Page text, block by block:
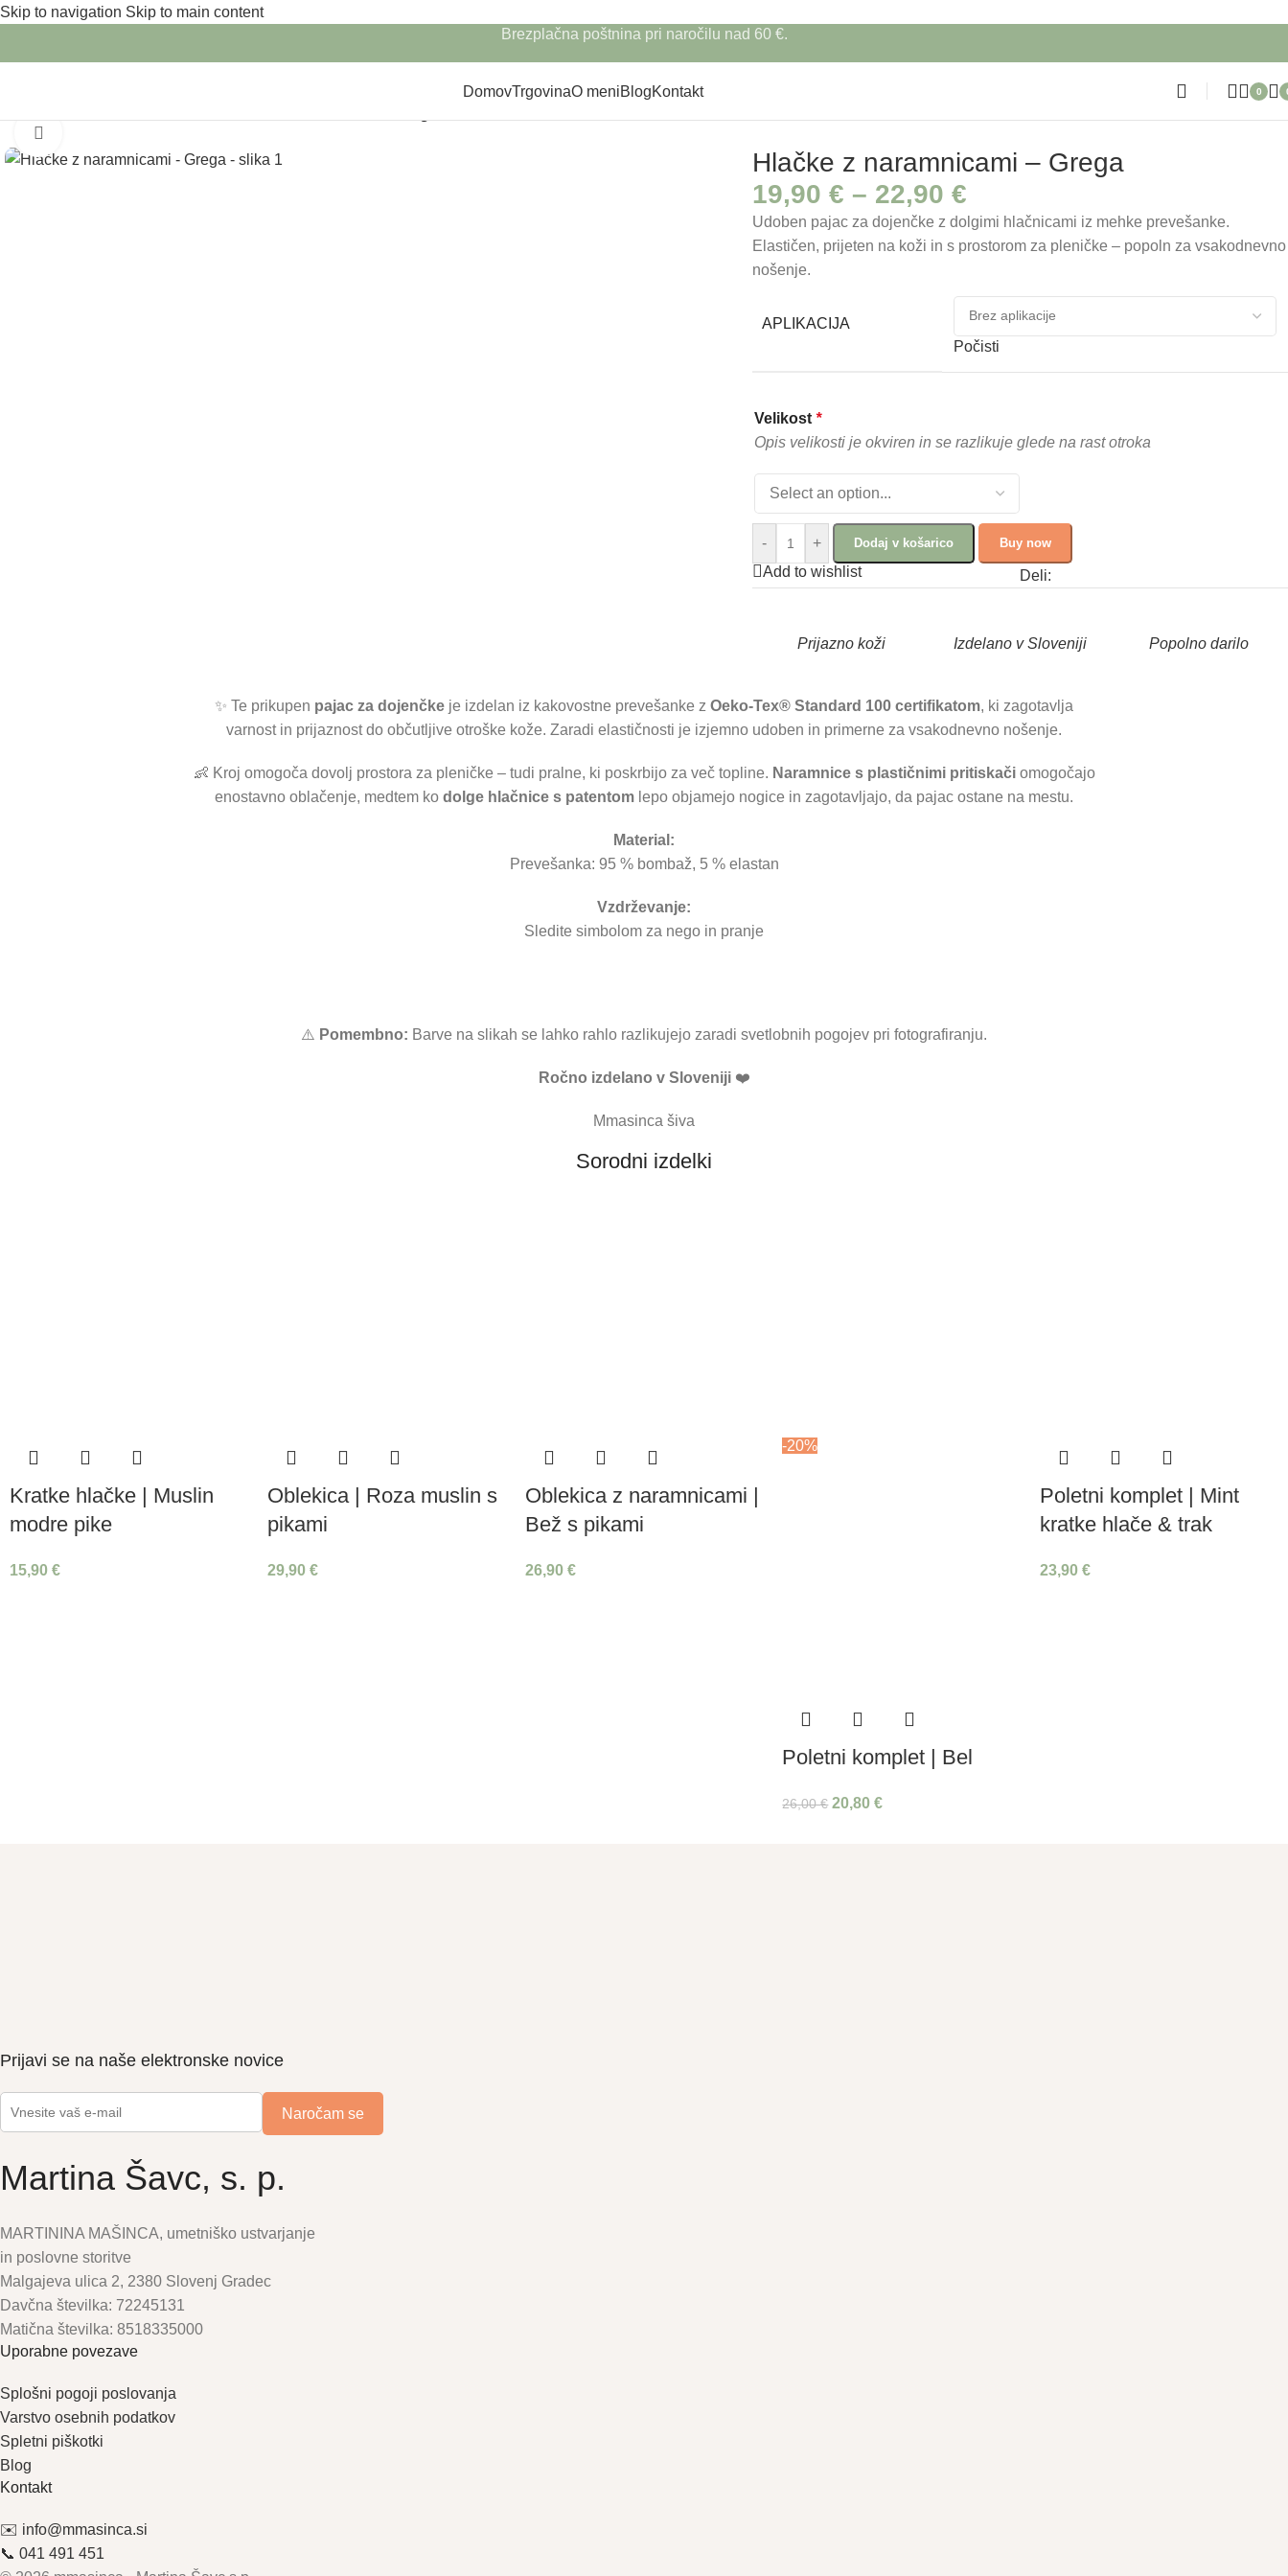
Skip to navigation Skip to main content
Brezplačna poštnina pri naročilu nad 60 €.
DomovTrgovinaO meniBlogKontakt 0
Hlačke z naramnicami – Grega
19,90 € – 22,90 €
Udoben pajac za dojenčke z dolgimi hlačnicami iz mehke prevešanke.
Elastičen, prijeten na koži in s prostorom za pleničke – popoln za vsakodnevno
nošenje.
APLIKACIJA
Počisti
Velikost *
Opis velikosti je okviren in se razlikuje glede na rast otroka
- + Dodaj v košarico Buy now
Add to wishlist Deli:
Prijazno koži Izdelano v Sloveniji Popolno darilo
✨ Te prikupen pajac za dojenčke je izdelan iz kakovostne prevešanke z Oeko-Tex® Standard 100 certifikatom, ki zagotavlja
varnost in prijaznost do občutljive otroške kože. Zaradi elastičnosti je izjemno udoben in primerne za vsakodnevno nošenje.
👶 Kroj omogoča dovolj prostora za pleničke – tudi pralne, ki poskrbijo za več topline. Naramnice s plastičnimi pritiskačiomogočajo
enostavno oblačenje, medtem ko dolge hlačnice s patentom lepo objamejo nogice in zagotavljajo, da pajac ostane na mestu.
Material:
Prevešanka: 95 % bombaž, 5 % elastan
Vzdrževanje:
Sledite simbolom za nego in pranje
⚠️ Pomembno: Barve na slikah se lahko rahlo razlikujejo zaradi svetlobnih pogojev pri fotografiranju.
Ročno izdelano v Sloveniji❤️
Mmasinca šiva
Sorodni izdelki
Kratke hlačke | Muslin
modre pike
15,90 €
Oblekica | Roza muslin s
pikami
29,90 €
Oblekica z naramnicami |
Bež s pikami
26,90 €
-20%
Poletni komplet | Bel
26,00€ 20,80€
Poletni komplet | Mint
kratke hlače & trak
23,90€
Prijavi se na naše elektronske novice
Martina Šavc, s. p.
MARTININA MAŠINCA, umetniško ustvarjanje
in poslovne storitve
Malgajeva ulica 2, 2380 Slovenj Gradec
Davčna številka: 72245131
Matična številka: 8518335000
Uporabne povezave
Splošni pogoji poslovanja
Varstvo osebnih podatkov
Spletni piškotki
Blog
Kontakt
✉️ info@mmasinca.si
📞 041 491 451